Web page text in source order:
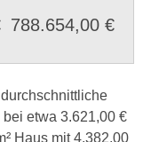
788.654,00 €
etwa 3.621,00 €
Haus mit 4.382,00